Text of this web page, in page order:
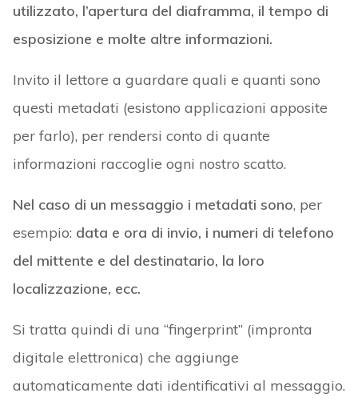
utilizzato, l’apertura del diaframma, il tempo di
esposizione e molte altre informazioni.
Invito il lettore a guardare quali e quanti sono
questi metadati (esistono applicazioni apposite
per farlo), per rendersi conto di quante
informazioni raccoglie ogni nostro scatto.
Nel caso di un messaggio i metadati sono, per
esempio: data e ora di invio, i numeri di telefono
del mittente e del destinatario, la loro
localizzazione, ecc.
Si tratta quindi di una “fingerprint” (impronta
digitale elettronica) che aggiunge
automaticamente dati identificativi al messaggio.